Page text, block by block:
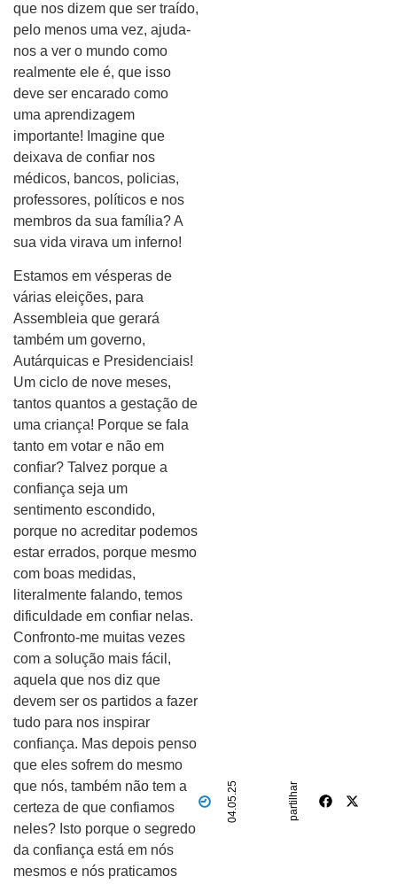
04.05.25 partilhar
que nos dizem que ser traído,
pelo menos uma vez, ajuda-
nos a ver o mundo como
realmente ele é, que isso
deve ser encarado como
uma aprendizagem
importante! Imagine que
deixava de confiar nos
médicos, bancos, policias,
professores, políticos e nos
membros da sua família? A
sua vida virava um inferno!
Estamos em vésperas de
várias eleições, para
Assembleia que gerará
também um governo,
Autárquicas e Presidenciais!
Um ciclo de nove meses,
tantos quantos a gestação de
uma criança! Porque se fala
tanto em votar e não em
confiar? Talvez porque a
confiança seja um
sentimento escondido,
porque no acreditar podemos
estar errados, porque mesmo
com boas medidas,
literalmente falando, temos
dificuldade em confiar nelas.
Confronto-me muitas vezes
com a solução mais fácil,
aquela que nos diz que
devem ser os partidos a fazer
tudo para nos inspirar
confiança. Mas depois penso
que eles sofrem do mesmo
que nós, também não tem a
certeza de que confiamos
neles? Isto porque o segredo
da confiança está em nós
mesmos e nós praticamos